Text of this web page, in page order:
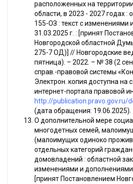
расположенных на
области, в 2023 - 2027 годах :
155-ОЗ : текст с изменениями
31.03.2025 г. : [принят
Новгородской областной
275-7 ОД)] // Новгородские
пятница). – 2022. – № 38 (2
справ.-правовой системы
Электрон. копия доступна на
интернет-портала правовой
http://publication.pravo.gov.ru/
(дата обращения: 19.06.2025).
О дополнительной мере
многодетных семей,
(малоимущих одиноко
отдельных категорий
домовладений : областной
изменениями и дополнениями
[принят Постановлением